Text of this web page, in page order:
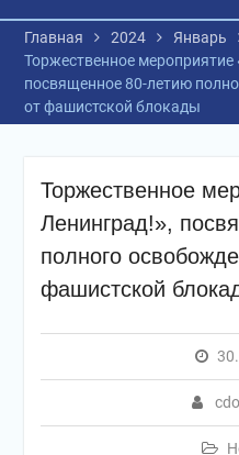
Главная 2024 Январь
Торжественное
посвященное 80-летию
от фашистской блокады
Торжественное
Ленинград!»,
полного
фашистской